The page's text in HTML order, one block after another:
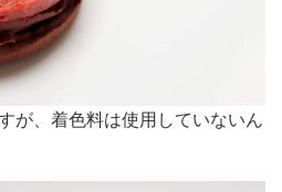
が、着色料は使用していないん